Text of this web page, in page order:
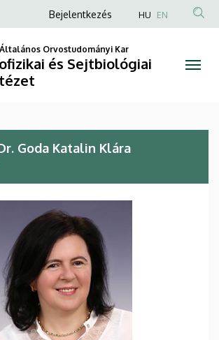
Anonim
fiók
menüje
Bejelentkezés HU EN
Általános Orvostudományi Kar
és Sejtbiológiai
Goda Katalin Klára